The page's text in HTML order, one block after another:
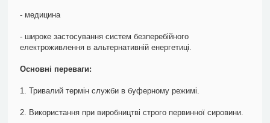
- медицина
- широке застосування систем безперебійного
електроживлення в альтернативній енергетиці.
Основні переваги:
1. Тривалий термін служби в буферному режимі.
2. Використання при виробництві строго первинної сировини.